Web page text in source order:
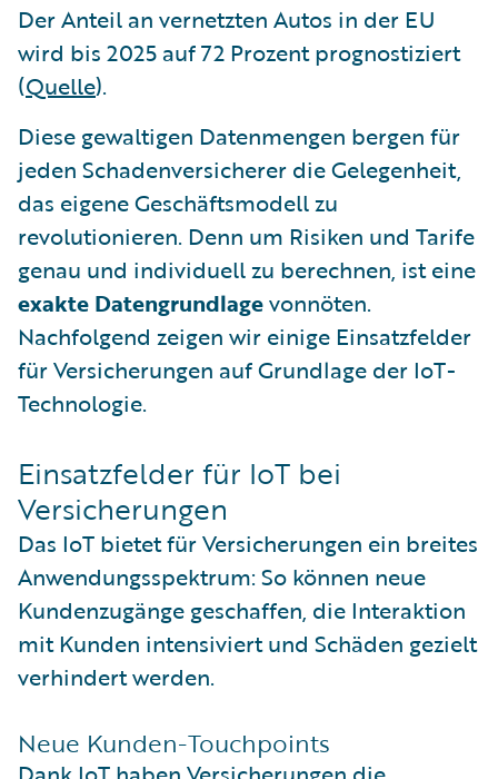
Der Anteil an vernetzten Autos in der EU
wird bis 2025 auf 72 Prozent prognostiziert
(Quelle).
Diese gewaltigen Datenmengen bergen für
jeden Schadenversicherer die Gelegenheit,
das eigene Geschäftsmodell zu
revolutionieren. Denn um Risiken und Tarife
genau und individuell zu berechnen, ist eine
exakte Datengrundlagevonnöten.
Nachfolgend zeigen wir einige Einsatzfelder
für Versicherungen auf Grundlage der IoT-
Technologie.
Einsatzfelder für IoT bei
Versicherungen
Das IoT bietet für Versicherungen ein breites
Anwendungsspektrum: So können neue
Kundenzugänge geschaffen, die Interaktion
mit Kunden intensiviert und Schäden gezielt
verhindert werden.
Neue Kunden-Touchpoints